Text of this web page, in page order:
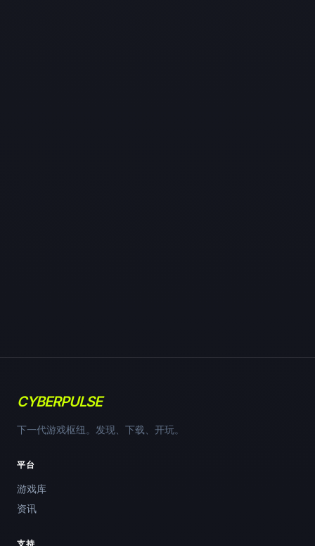
CYBERPULSE
下一代游戏枢纽。发现、下载、开玩。
平台
游戏库
资讯